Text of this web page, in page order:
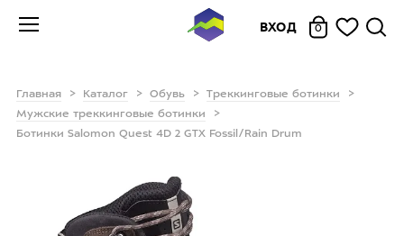
ВХОД 0
Главная Каталог Обувь
Треккинговые ботинки
Мужские треккинговые ботинки
Ботинки Salomon Quest 4D 2 GTX Fossil/Rain Drum